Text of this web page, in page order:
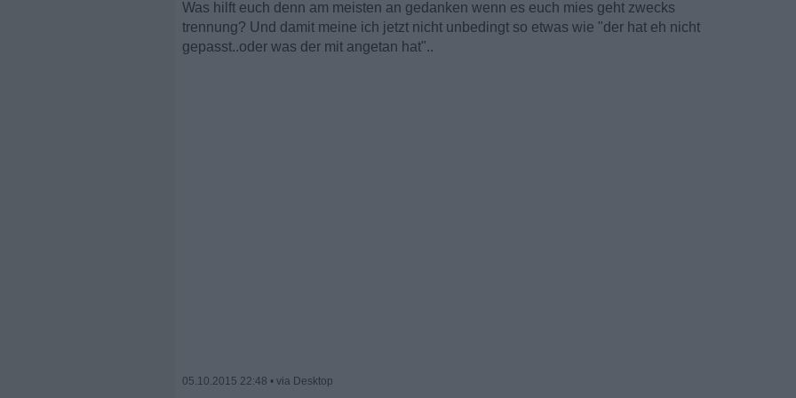
Was hilft euch denn am meisten an gedanken wenn es euch mies geht zwecks
trennung? Und damit meine ich jetzt nicht unbedingt so etwas wie "der hat eh nicht
gepasst..oder was der mit angetan hat"..
05.10.2015 22:48 •